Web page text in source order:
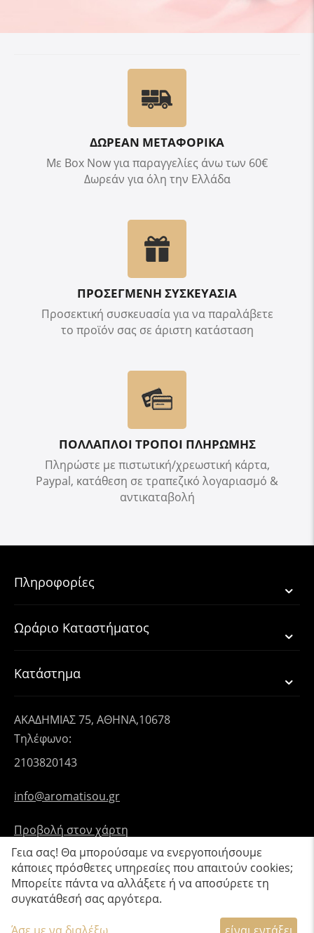
ΔΩΡΕΑΝ ΜΕΤΑΦΟΡΙΚΑ
Με Box Now για παραγγελίες άνω των 60€
Δωρεάν για όλη την Ελλάδα
ΠΡΟΣΕΓΜΕΝΗ ΣΥΣΚΕΥΑΣΙΑ
Προσεκτική συσκευασία για να παραλάβετε
το προϊόν σας σε άριστη κατάσταση
ΠΟΛΛΑΠΛΟΙ ΤΡΟΠΟΙ ΠΛΗΡΩΜΗΣ
Πληρώστε με πιστωτική/χρεωστική κάρτα,
Paypal, κατάθεση σε τραπεζικό λογαριασμό &
αντικαταβολή
Πληροφορίες
Ωράριο Καταστήματος
Κατάστημα
ΑΚΑΔΗΜΙΑΣ 75, ΑΘΗΝΑ,10678
Τηλέφωνο:
2103820143
info@aromatisou.gr
Προβολή στον χάρτη
© 2019 - 2026 Aromatisou.
Κατασκευή eShop CS-Cart Hellas
Γεια σας! Θα μπορούσαμε να ενεργοποιήσουμε
κάποιες πρόσθετες υπηρεσίες που απαιτούν cookies;
Μπορείτε πάντα να αλλάξετε ή να αποσύρετε τη
συγκατάθεσή σας αργότερα.